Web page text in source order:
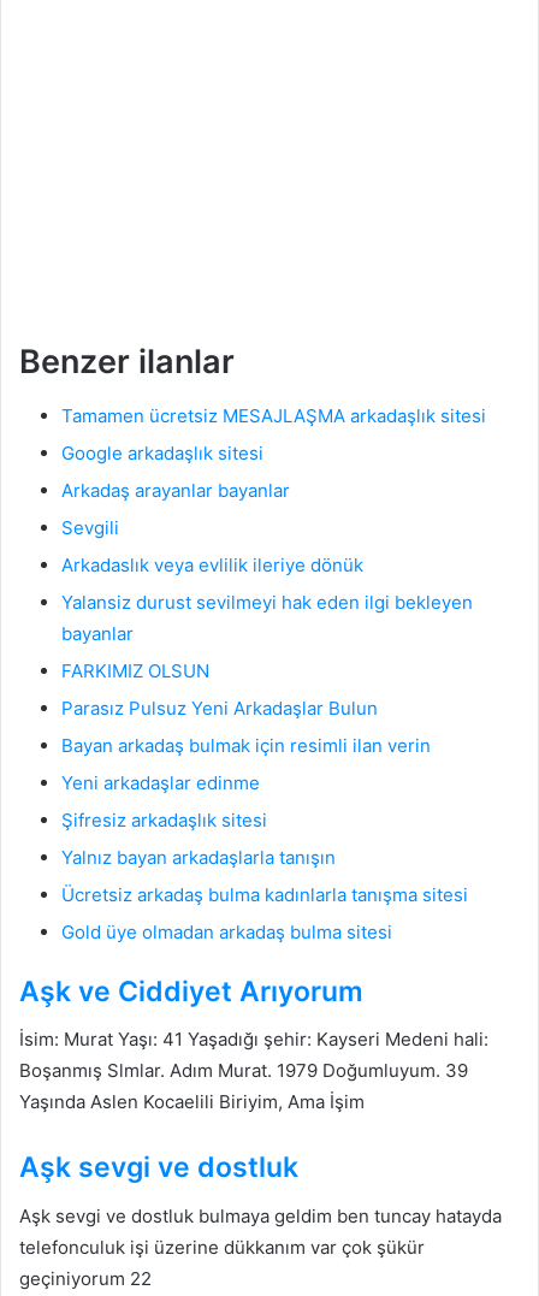
Benzer ilanlar
Tamamen ücretsiz MESAJLAŞMA arkadaşlık sitesi
Google arkadaşlık sitesi
Arkadaş arayanlar bayanlar
Sevgili
Arkadaslık veya evlilik ileriye dönük
Yalansiz durust sevilmeyi hak eden ilgi bekleyen
bayanlar
FARKIMIZ OLSUN
Parasız Pulsuz Yeni Arkadaşlar Bulun
Bayan arkadaş bulmak için resimli ilan verin
Yeni arkadaşlar edinme
Şifresiz arkadaşlık sitesi
Yalnız bayan arkadaşlarla tanışın
Ücretsiz arkadaş bulma kadınlarla tanışma sitesi
Gold üye olmadan arkadaş bulma sitesi
Aşk ve Ciddiyet Arıyorum
İsim: Murat Yaşı: 41 Yaşadığı şehir: Kayseri Medeni hali:
Boşanmış Slmlar. Adım Murat. 1979 Doğumluyum. 39
Yaşında Aslen Kocaelili Biriyim, Ama İşim
Aşk sevgi ve dostluk
Aşk sevgi ve dostluk bulmaya geldim ben tuncay hatayda
telefonculuk işi üzerine dükkanım var çok şükür
geçiniyorum 22